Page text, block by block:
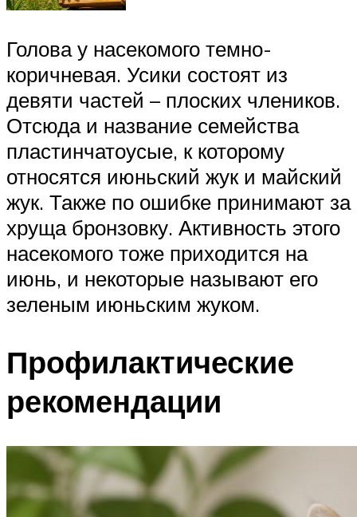
Голова у насекомого темно-
коричневая. Усики состоят из
девяти частей – плоских члеников.
Отсюда и название семейства
пластинчатоусые, к которому
относятся июньский жук и майский
жук. Также по ошибке принимают за
хруща бронзовку. Активность этого
насекомого тоже приходится на
июнь, и некоторые называют его
зеленым июньским жуком.
Профилактические
рекомендации